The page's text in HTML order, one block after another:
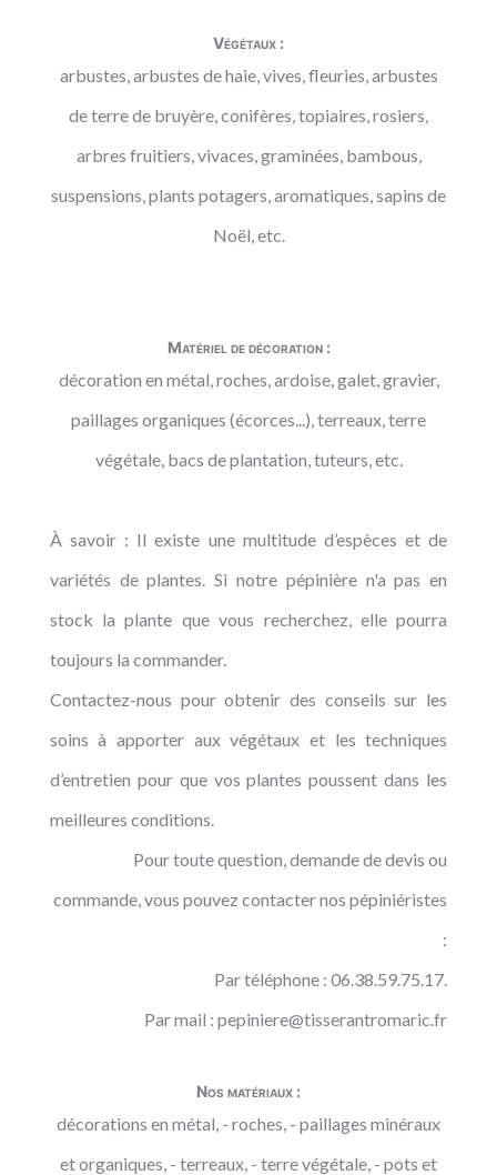
Végétaux :
arbustes, arbustes de haie, vives, fleuries, arbustes
de terre de bruyère, conifères, topiaires, rosiers,
arbres fruitiers, vivaces, graminées, bambous,
suspensions, plants potagers, aromatiques, sapins de
Noël, etc.
Matériel de décoration :
décoration en métal, roches, ardoise, galet, gravier,
paillages organiques (écorces...), terreaux, terre
végétale, bacs de plantation, tuteurs, etc.
À savoir : Il existe une multitude d’espèces et de
variétés de plantes. Si notre pépinière n'a pas en
stock la plante que vous recherchez, elle pourra
toujours la commander.
Contactez-nous pour obtenir des conseils sur les
soins à apporter aux végétaux et les techniques
d’entretien pour que vos plantes poussent dans les
meilleures conditions.
Pour toute question, demande de devis ou
commande, vous pouvez contacter nos pépiniéristes
:
Par téléphone : 06.38.59.75.17.
Par mail :pepiniere@tisserantromaric.fr
Nos matériaux :
décorations en métal, - roches, - paillages minéraux
et organiques, - terreaux, - terre végétale, - pots et